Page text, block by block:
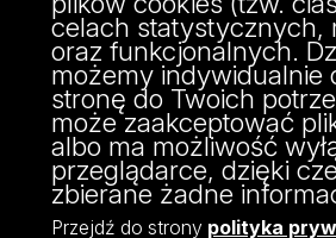
NIP: 724-000-32-43
fax: 42/635 47 85
dziekanat@wpia.uni.lodz.pl
celach statystycznych,
oraz funkcjonalnych.
możemy indywidualnie
stronę do Twoich
może zaakceptować
albo ma możliwość
przeglądarce, dzięki
zbierane żadne
Przejdź do strony polityka